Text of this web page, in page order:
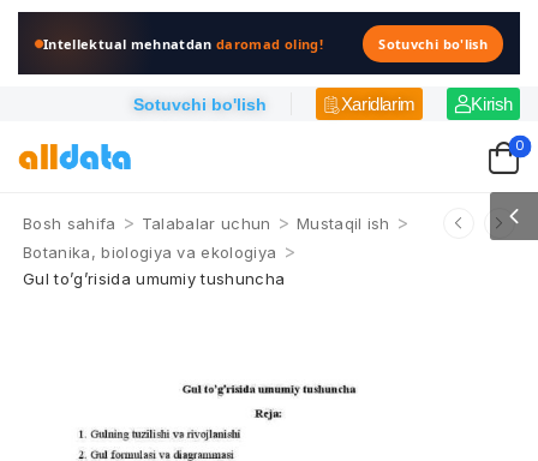
Intellektual mehnatdandaromad oling! Sotuvchi bo'lish
Sotuvchi bo'lish Xaridlarim Kirish
0
Bosh sahifa > Talabalar uchun > Mustaqil ish >
Botanika, biologiya va ekologiya >
Gul tо’g’risida umumiy tushuncha